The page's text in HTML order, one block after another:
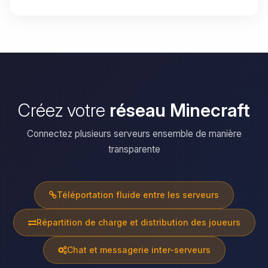
Créez votre réseau Minecraft
Connectez plusieurs serveurs ensemble de manière
transparente
Téléportation fluide entre les serveurs
Répartition de charge et distribution des joueurs
Chat et messagerie inter-serveurs